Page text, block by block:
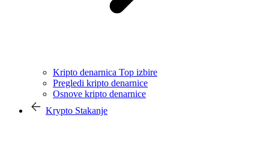
Kripto denarnica Top izbire
Pregledi kripto denarnice
Osnove kripto denarnice
Krypto Stakanje